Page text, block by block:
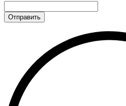
Отправить